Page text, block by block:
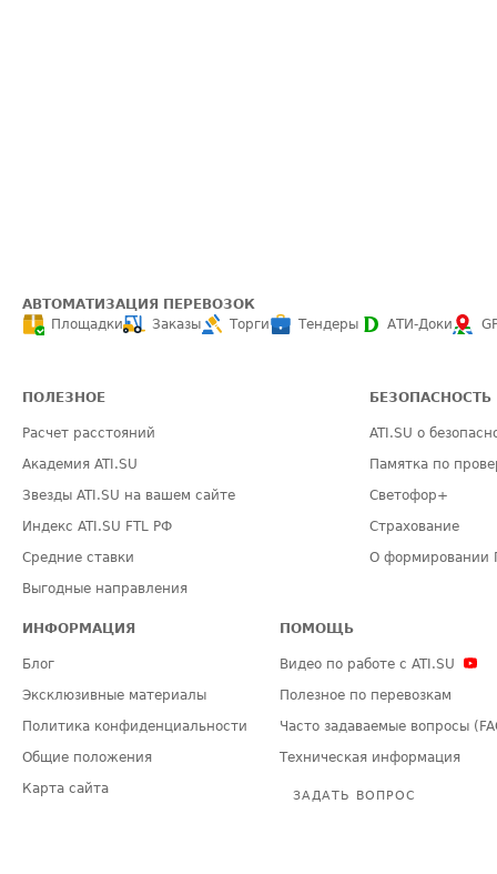
АВТОМАТИЗАЦИЯ ПЕРЕВОЗОК
Площадки
Заказы Торги Тендеры АТИ-Доки
ПОЛЕЗНОЕ
Расчет расстояний
Академия ATI.SU
Звезды ATI.SU на вашем сайте
Индекс ATI.SU FTL РФ
Средние ставки
Выгодные направления
БЕЗОПАСНОСТЬ
ATI.SU о
Памятка по
Светофор+
Страхование
О формировании
ИНФОРМАЦИЯ
Блог
Эксклюзивные материалы
Политика конфиденциальности
Общие положения
Карта сайта
ПОМОЩЬ
Видео по работе с ATI.SU
Полезное по перевозкам
Часто задаваемые вопросы
Техническая информация
ЗАДАТЬ ВОПРОС